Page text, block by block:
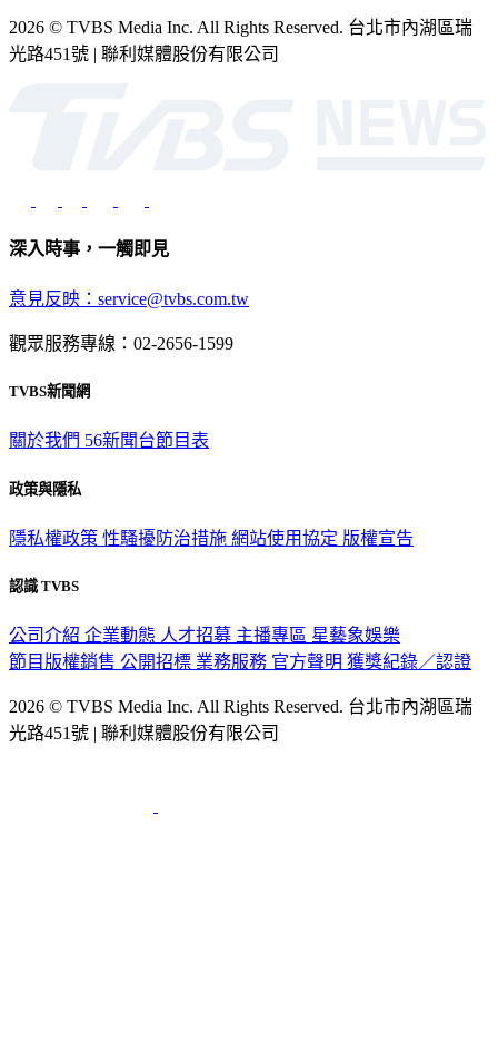
2026 © TVBS Media Inc. All Rights Reserved. 台北市內湖區瑞
光路451號 | 聯利媒體股份有限公司
深入時事，一觸即見
意見反映：service@tvbs.com.tw
觀眾服務專線：02-2656-1599
TVBS新聞網
關於我們 56新聞台節目表
政策與隱私
隱私權政策 性騷擾防治措施 網站使用協定 版權宣告
認識 TVBS
公司介紹 企業動態 人才招募 主播專區 星藝象娛樂
節目版權銷售 公開招標 業務服務 官方聲明 獲獎紀錄／認證
2026 © TVBS Media Inc. All Rights Reserved. 台北市內湖區瑞
光路451號 | 聯利媒體股份有限公司